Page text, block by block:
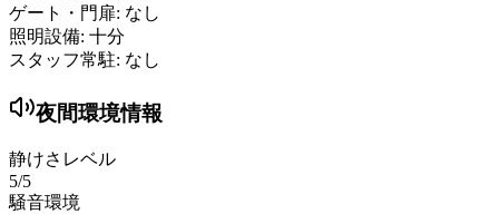
ゲート・門扉: なし
照明設備: 十分
スタッフ常駐: なし
夜間環境情報
静けさレベル
5/5
騒音環境